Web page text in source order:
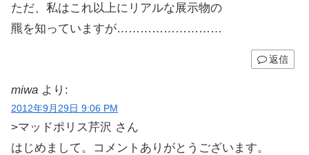
ただ、私はこれ以上にリアルな展示物の
羆を知っていますが………………………
返信
miwa より:
2012年9月29日 9:06 PM
>マッドポリス芹沢 さん
はじめまして。コメントありがとうございます。